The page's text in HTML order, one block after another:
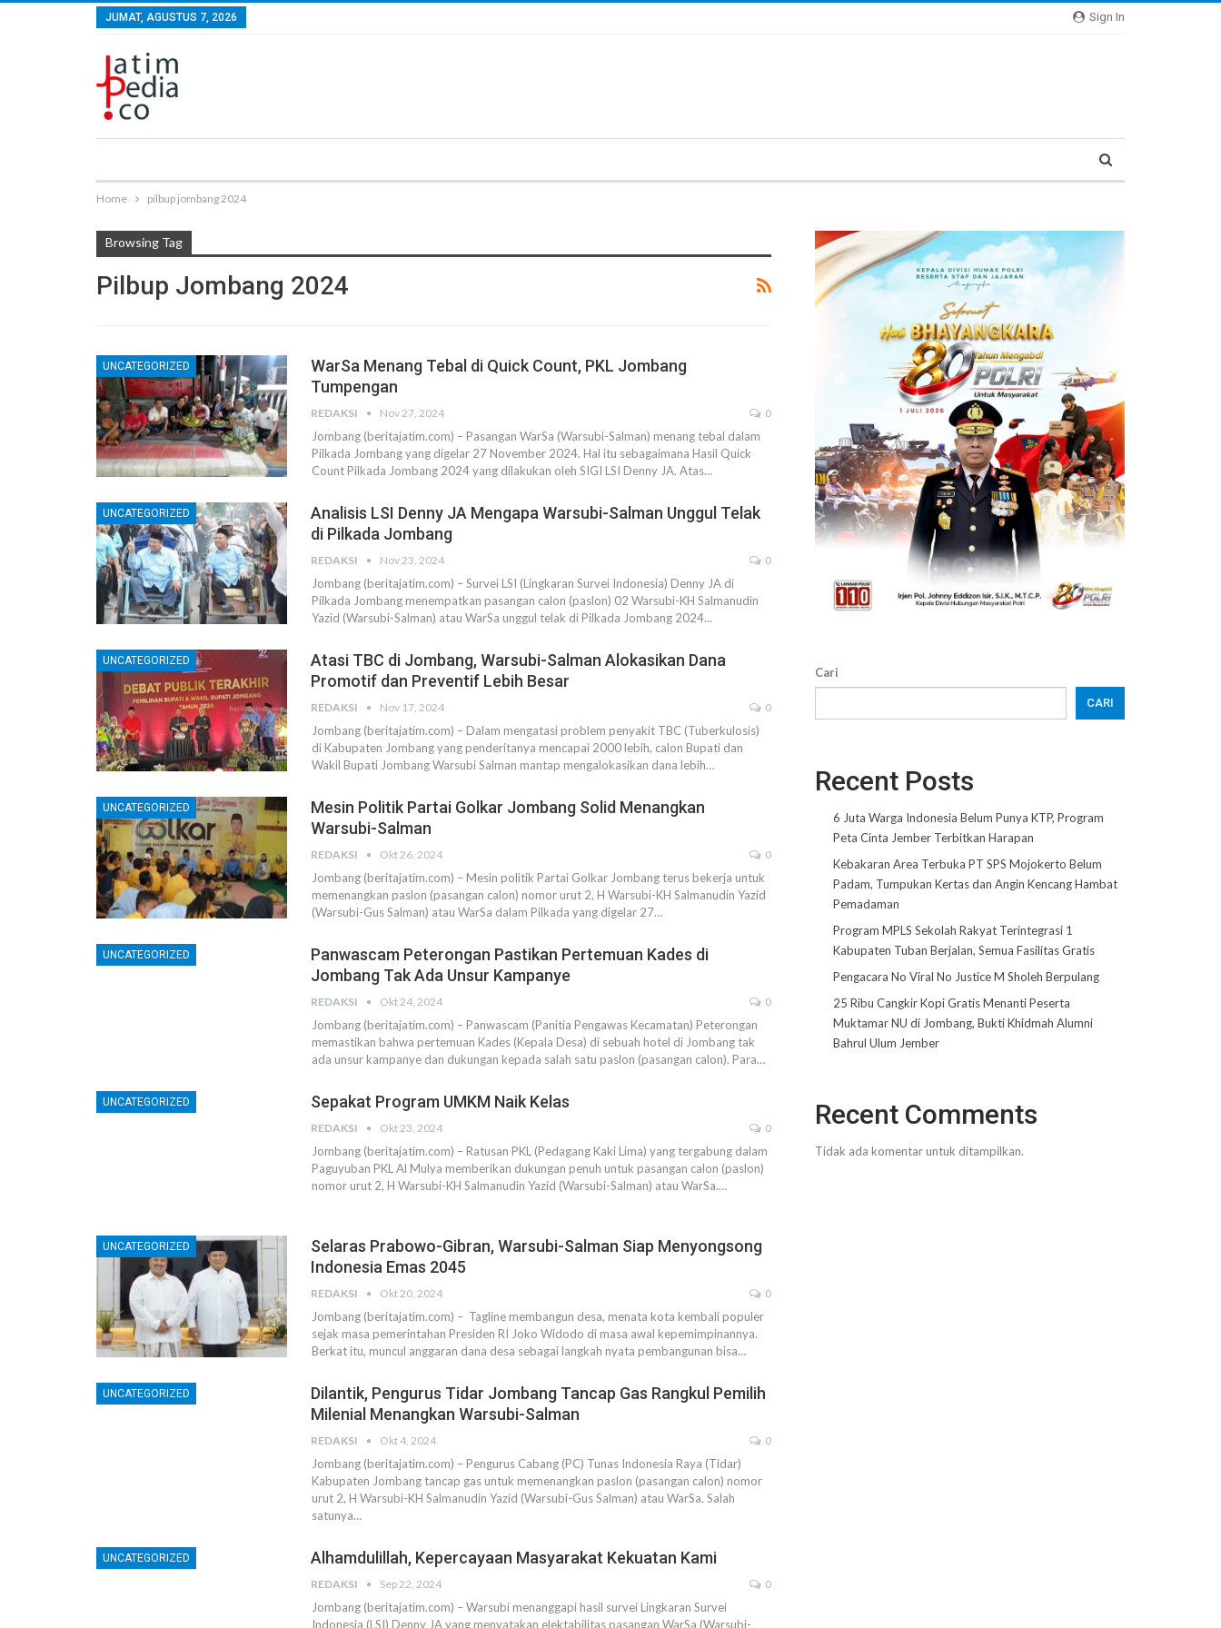
Sign In
JUMAT, AGUSTUS 7, 2026
Home pilbup jombang 2024
Browsing Tag
Pilbup Jombang 2024
UNCATEGORIZED
WarSa Menang Tebal di Quick Count, PKL Jombang
Tumpengan
REDAKSI Nov 27, 2024 0
Jombang (beritajatim.com) – Pasangan WarSa (Warsubi-Salman) menang tebal dalam
Pilkada Jombang yang digelar 27 November 2024. Hal itu sebagaimana Hasil Quick
Count Pilkada Jombang 2024 yang dilakukan oleh SIGI LSI Denny JA. Atas…
UNCATEGORIZED
Analisis LSI Denny JA Mengapa Warsubi-Salman Unggul Telak
di Pilkada Jombang
REDAKSI Nov 23, 2024 0
Jombang (beritajatim.com) – Survei LSI (Lingkaran Survei Indonesia) Denny JA di
Pilkada Jombang menempatkan pasangan calon (paslon) 02 Warsubi-KH Salmanudin
Yazid (Warsubi-Salman) atau WarSa unggul telak di Pilkada Jombang 2024…
UNCATEGORIZED
Atasi TBC di Jombang, Warsubi-Salman Alokasikan Dana
Promotif dan Preventif Lebih Besar
REDAKSI Nov 17, 2024 0
Jombang (beritajatim.com) – Dalam mengatasi problem penyakit TBC (Tuberkulosis)
di Kabupaten Jombang yang penderitanya mencapai 2000 lebih, calon Bupati dan
Wakil Bupati Jombang Warsubi Salman mantap mengalokasikan dana lebih…
UNCATEGORIZED
Mesin Politik Partai Golkar Jombang Solid Menangkan
Warsubi-Salman
REDAKSI Okt 26, 2024 0
Jombang (beritajatim.com) – Mesin politik Partai Golkar Jombang terus bekerja untuk
memenangkan paslon (pasangan calon) nomor urut 2, H Warsubi-KH Salmanudin Yazid
(Warsubi-Gus Salman) atau WarSa dalam Pilkada yang digelar 27…
UNCATEGORIZED
Panwascam Peterongan Pastikan Pertemuan Kades di
Jombang Tak Ada Unsur Kampanye
REDAKSI Okt 24, 2024 0
Jombang (beritajatim.com) – Panwascam (Panitia Pengawas Kecamatan) Peterongan
memastikan bahwa pertemuan Kades (Kepala Desa) di sebuah hotel di Jombang tak
ada unsur kampanye dan dukungan kepada salah satu paslon (pasangan calon). Para…
UNCATEGORIZED Sepakat Program UMKM Naik Kelas
REDAKSI Okt 23, 2024 0
Jombang (beritajatim.com) – Ratusan PKL (Pedagang Kaki Lima) yang tergabung dalam
Paguyuban PKL Al Mulya memberikan dukungan penuh untuk pasangan calon (paslon)
nomor urut 2, H Warsubi-KH Salmanudin Yazid (Warsubi-Salman) atau WarSa.…
UNCATEGORIZED
Selaras Prabowo-Gibran, Warsubi-Salman Siap Menyongsong
Indonesia Emas 2045
REDAKSI Okt 20, 2024 0
Jombang (beritajatim.com) – Tagline membangun desa, menata kota kembali populer
sejak masa pemerintahan Presiden RI Joko Widodo di masa awal kepemimpinannya.
Berkat itu, muncul anggaran dana desa sebagai langkah nyata pembangunan bisa…
UNCATEGORIZED
Dilantik, Pengurus Tidar Jombang Tancap Gas Rangkul Pemilih
Milenial Menangkan Warsubi-Salman
REDAKSI Okt 4, 2024 0
Jombang (beritajatim.com) – Pengurus Cabang (PC) Tunas Indonesia Raya (Tidar)
Kabupaten Jombang tancap gas untuk memenangkan paslon (pasangan calon) nomor
urut 2, H Warsubi-KH Salmanudin Yazid (Warsubi-Gus Salman) atau WarSa. Salah
satunya…
UNCATEGORIZED Alhamdulillah, Kepercayaan Masyarakat Kekuatan Kami
REDAKSI Sep 22, 2024 0
Jombang (beritajatim.com) – Warsubi menanggapi hasil survei Lingkaran Survei
Indonesia (LSI) Denny JA yang menyatakan elektabilitas pasangan WarSa (Warsubi-
Cari
CARI
Recent Posts
6 Juta Warga Indonesia Belum Punya KTP, Program
Peta Cinta Jember Terbitkan Harapan
Kebakaran Area Terbuka PT SPS Mojokerto Belum
Padam, Tumpukan Kertas dan Angin Kencang Hambat
Pemadaman
Program MPLS Sekolah Rakyat Terintegrasi 1
Kabupaten Tuban Berjalan, Semua Fasilitas Gratis
Pengacara No Viral No Justice M Sholeh Berpulang
25 Ribu Cangkir Kopi Gratis Menanti Peserta
Muktamar NU di Jombang, Bukti Khidmah Alumni
Bahrul Ulum Jember
Recent Comments
Tidak ada komentar untuk ditampilkan.